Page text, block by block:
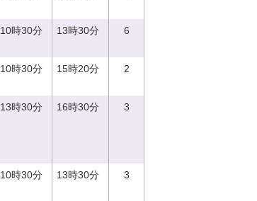
10時30分 13時30分 6
10時30分 15時20分 2
13時30分 16時30分 3
10時30分 13時30分 3